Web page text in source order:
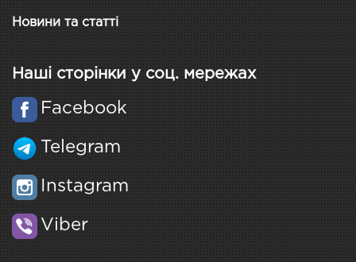
Новини та статті
Наші сторінки у соц. мережах
Facebook
Telegram
Instagram
Viber